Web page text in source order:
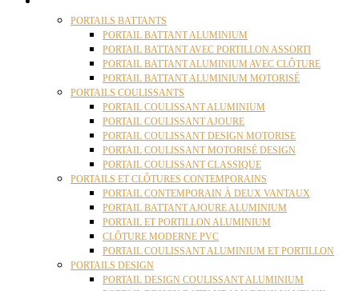
PORTAILS BATTANTS
PORTAIL BATTANT ALUMINIUM
PORTAIL BATTANT AVEC PORTILLON ASSORTI
PORTAIL BATTANT ALUMINIUM AVEC CLÔTURE
PORTAIL BATTANT ALUMINIUM MOTORISÉ
PORTAILS COULISSANTS
PORTAIL COULISSANT ALUMINIUM
PORTAIL COULISSANT AJOURE
PORTAIL COULISSANT DESIGN MOTORISE
PORTAIL COULISSANT MOTORISÉ DESIGN
PORTAIL COULISSANT CLASSIQUE
PORTAILS ET CLÔTURES CONTEMPORAINS
PORTAIL CONTEMPORAIN À DEUX VANTAUX
PORTAIL BATTANT AJOURE ALUMINIUM
PORTAIL ET PORTILLON ALUMINIUM
CLÔTURE MODERNE PVC
PORTAIL COULISSANT ALUMINIUM ET PORTILLON
PORTAILS DESIGN
PORTAIL DESIGN COULISSANT ALUMINIUM